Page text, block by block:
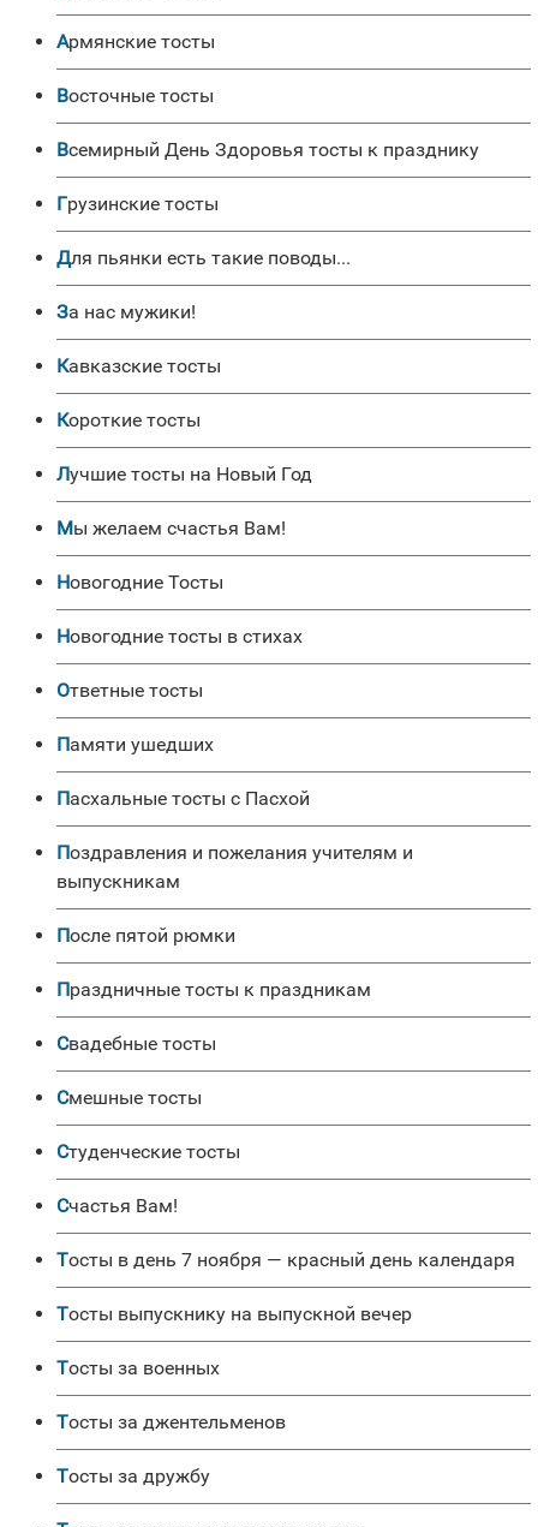
Армянские тосты
Восточные тосты
Всемирный День Здоровья тосты к празднику
Грузинские тосты
Для пьянки есть такие поводы...
За нас мужики!
Кавказские тосты
Короткие тосты
Лучшие тосты на Новый Год
Мы желаем счастья Вам!
Новогодние Тосты
Новогодние тосты в стихах
Ответные тосты
Памяти ушедших
Пасхальные тосты с Пасхой
Поздравления и пожелания учителям и
выпускникам
После пятой рюмки
Праздничные тосты к праздникам
Свадебные тосты
Смешные тосты
Студенческие тосты
Счастья Вам!
Тосты в день 7 ноября — красный день календаря
Тосты выпускнику на выпускной вечер
Тосты за военных
Тосты за джентельменов
Тосты за дружбу